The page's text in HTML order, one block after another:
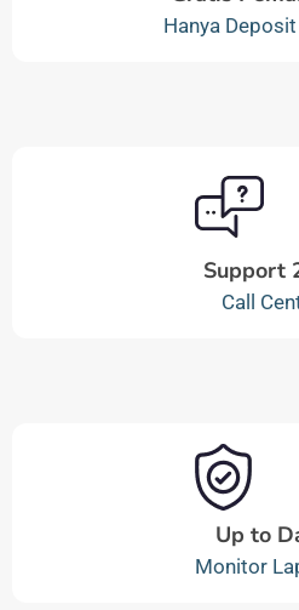
Hanya
Support
Call
Up to
Monitor